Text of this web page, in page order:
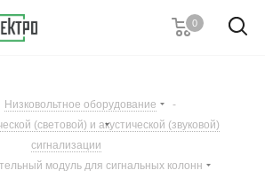
0
Заказать звонок
Низковольтное оборудование
-
(световой) и акустической (звуковой)
сигнализации
модуль для сигнальных колонн